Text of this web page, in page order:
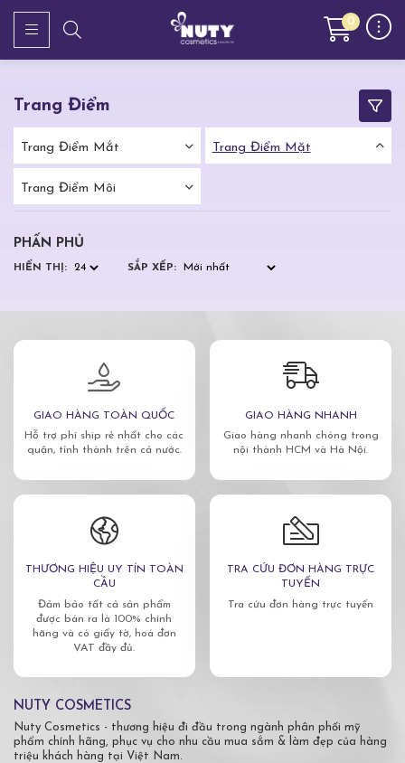
0
Trang Điểm
Trang Điểm Mắt Trang Điểm Mặt
Trang Điểm Môi
PHẤN PHỦ
HIỂN THỊ: SẮP XẾP:
GIAO HÀNG TOÀN QUỐC
Hỗ trợ phí ship rẻ nhất cho các
quận, tỉnh thành trên cả nước.
GIAO HÀNG NHANH
Giao hàng nhanh chóng trong
nội thành HCM và Hà Nội.
THƯƠNG HIỆU UY TÍN TOÀN
CẦU
Đảm bảo tất cả sản phẩm
được bán ra là 100% chính
hãng và có giấy tờ, hoá đơn
VAT đầy đủ.
TRA CỨU ĐƠN HÀNG TRỰC
TUYẾN
Tra cứu đơn hàng trực tuyến
NUTY COSMETICS
Nuty Cosmetics - thương hiệu đi đầu trong ngành phân phối mỹ
phẩm chính hãng, phục vụ cho nhu cầu mua sắm & làm đẹp của hàng
triệu khách hàng tại Việt Nam.